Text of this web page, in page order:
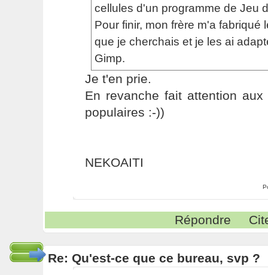
cellules d'un programme de Jeu
Pour finir, mon frère m'a fabriqué
que je cherchais et je les ai
Gimp.
Je t'en prie.
En revanche fait attention
populaires :-))
NEKOAITI
Répondre
Re: Qu'est-ce que ce bureau, svp ?